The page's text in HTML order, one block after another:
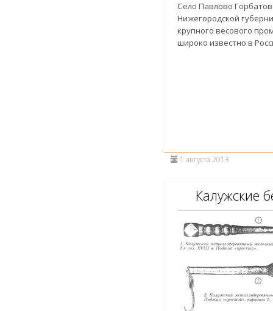
Село Павлово
Нижегородской
крупного весового
широко известно в
1 августа 2013
Калужские